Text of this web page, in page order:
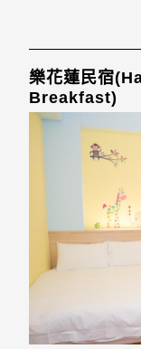
樂花蓮民宿
Breakfast)